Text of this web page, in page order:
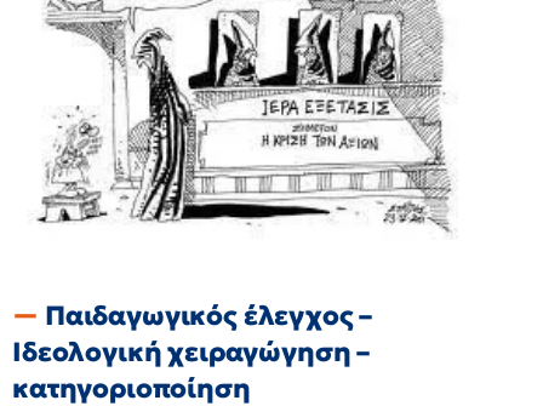
Παιδαγωγικός έλεγχος –
Ιδεολογική χειραγώγηση –
κατηγοριοποίηση